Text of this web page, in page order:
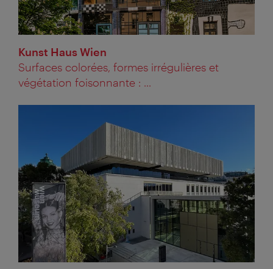
Kunst Haus Wien
Surfaces colorées, formes irrégulières et
végétation foisonnante : ...